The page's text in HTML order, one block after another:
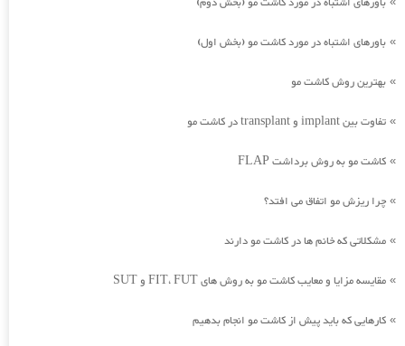
» باورهای اشتباه در مورد کاشت مو (بخش اول)
» بهترین روش کاشت مو
» تفاوت بین implant و transplant در کاشت مو
» کاشت مو به روش برداشت FLAP
» چرا ریزش مو اتفاق می افتد؟
» مشکلاتی که خانم ها در کاشت مو دارند
» مقایسه مزایا و معایب کاشت مو به روش های FIT، FUT و SUT
» کارهایی که باید پیش از کاشت مو انجام بدهیم